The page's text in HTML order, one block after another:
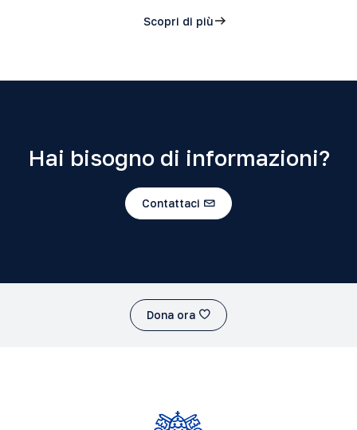
Scopri di più
Hai bisogno di informazioni?
Contattaci
Dona ora